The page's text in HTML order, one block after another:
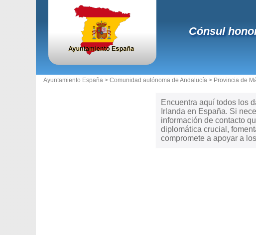
Cónsul
Ayuntamiento España > Comunidad autónoma de Andalucía > Provincia de
Encuentra aquí todos los
Irlanda en España. Si
información de contacto
diplomática crucial,
compromete a apoyar a